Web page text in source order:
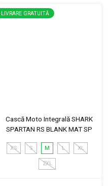
LIVRARE GRATUITĂ
Cască Moto Integrală SHARK
SPARTAN RS BLANK MAT SP
XS S M L XL
2XL